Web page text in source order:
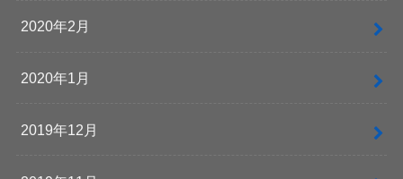
2020年2月
2020年1月
2019年12月